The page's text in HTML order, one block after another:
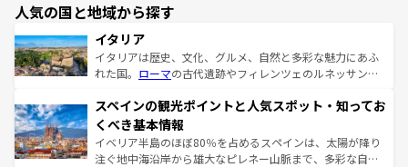
人気の国と地域から探す
イタリア
イタリアは歴史、文化、グルメ、自然と多彩な魅力にあふ
れた国。 ローマの古代遺跡やフィレンツェのルネッサンス
ろん、トスカーナの美しい田園風景やアマルフィ海岸の絶
景など、自然景観も見逃せない。観光の合間には、本場の
ピザやパスタなど、絶品のイタリア料理を堪能することも
できる。朝目覚めてから夜眠るまで、すべての瞬間を楽し
スペインの観光ポイントと人気スポット・知ってお
くべき基本情報
イベリア半島のほぼ80％を占めるスペインは、太陽が降り
注ぐ地中海沿岸から雄大なピレネー山脈まで、多彩な自然